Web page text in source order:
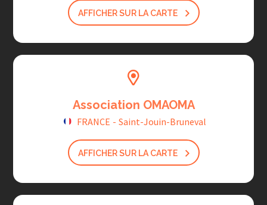
AFFICHER SUR LA CARTE
Association OMAOMA
FRANCE - Saint-Jouin-Bruneval
AFFICHER SUR LA CARTE